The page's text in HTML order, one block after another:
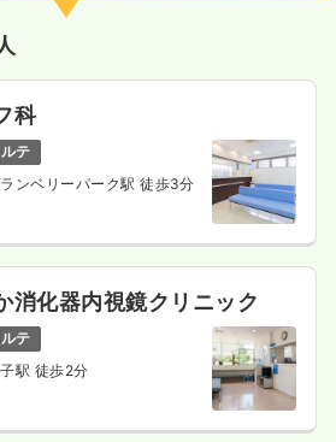
ブランク可
ルあり
担当業務未経験可
円以上可
詳細を見る
科
テ
ンベリーパーク駅 徒歩3分
消化器内視鏡クリニック
テ
駅 徒歩2分